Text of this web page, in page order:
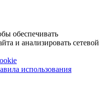
обеспечивать
и анализировать сетевой
использования